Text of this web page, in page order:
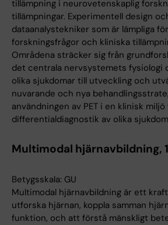
tillämpning i neurovetenskaplig
tillämpningar. Experimentell design
dataanalystekniker som är lämpliga
forskningsfrågor och kliniska
Områdena sträcker sig från
det centrala nervsystemets fysiologi
olika sjukdomar till utveckling och
nuvarande och nya
användningen av PET i en klinisk miljö
differentialdiagnostik av olika
Multimodal hjärnavbildning,
Betygsskala: GU
Multimodal hjärnavbildning är ett
utforska hjärnan, koppla samman
funktion, och att förstå mänskligt